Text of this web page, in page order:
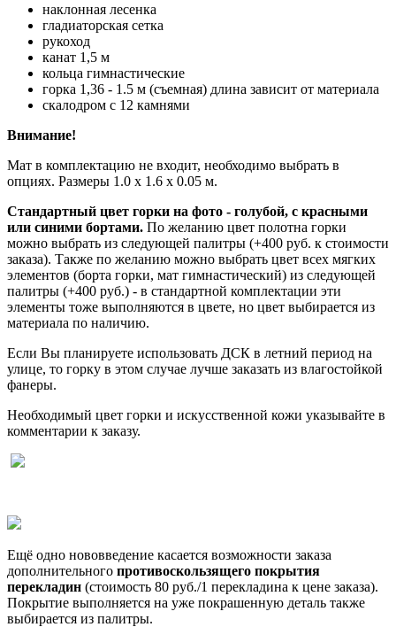
наклонная лесенка
гладиаторская сетка
рукоход
канат 1,5 м
кольца гимнастические
горка 1,36 - 1.5 м (съемная) длина зависит от материала
скалодром с 12 камнями
Внимание!
Мат в комплектацию не входит, необходимо выбрать в
опциях. Размеры 1.0 х 1.6 х 0.05 м.
Стандартный цвет горки на фото - голубой, с красными
или синими бортами. По желанию цвет полотна горки
можно выбрать из следующей палитры (+400 руб. к стоимости
заказа). Также по желанию можно выбрать цвет всех мягких
элементов (борта горки, мат гимнастический) из следующей
палитры (+400 руб.) - в стандартной комплектации эти
элементы тоже выполняются в цвете, но цвет выбирается из
материала по наличию.
Если Вы планируете использовать ДСК в летний период на
улице, то горку в этом случае лучше заказать из влагостойкой
фанеры.
Необходимый цвет горки и искусственной кожи указывайте в
комментарии к заказу.
Ещё одно нововведение касается возможности заказа
дополнительного противоскользящего покрытия
перекладин (стоимость 80 руб./1 перекладина к цене заказа).
Покрытие выполняется на уже покрашенную деталь также
выбирается из палитры.